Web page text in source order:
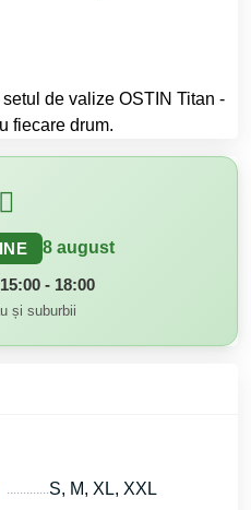
de valize OSTIN Titan -
fiecare drum.
8 august
- 18:00
și suburbii
S, M, XL, XXL